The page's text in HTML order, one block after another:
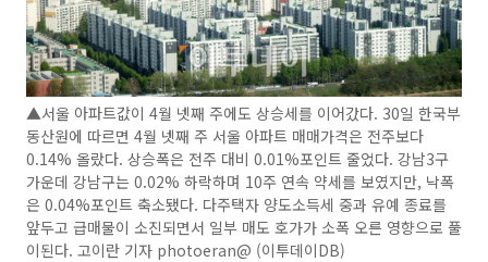
▲서울 아파트값이 4월 넷째 주에도 상승세를 이어갔다. 30일 한국부
동산원에 따르면 4월 넷째 주 서울 아파트 매매가격은 전주보다
0.14% 올랐다. 상승폭은 전주 대비 0.01%포인트 줄었다. 강남3구
가운데 강남구는 0.02% 하락하며 10주 연속 약세를 보였지만, 낙폭
은 0.04%포인트 축소됐다. 다주택자 양도소득세 중과 유예 종료를
앞두고 급매물이 소진되면서 일부 매도 호가가 소폭 오른 영향으로 풀
이된다. 고이란 기자 photoeran@ (이투데이DB)